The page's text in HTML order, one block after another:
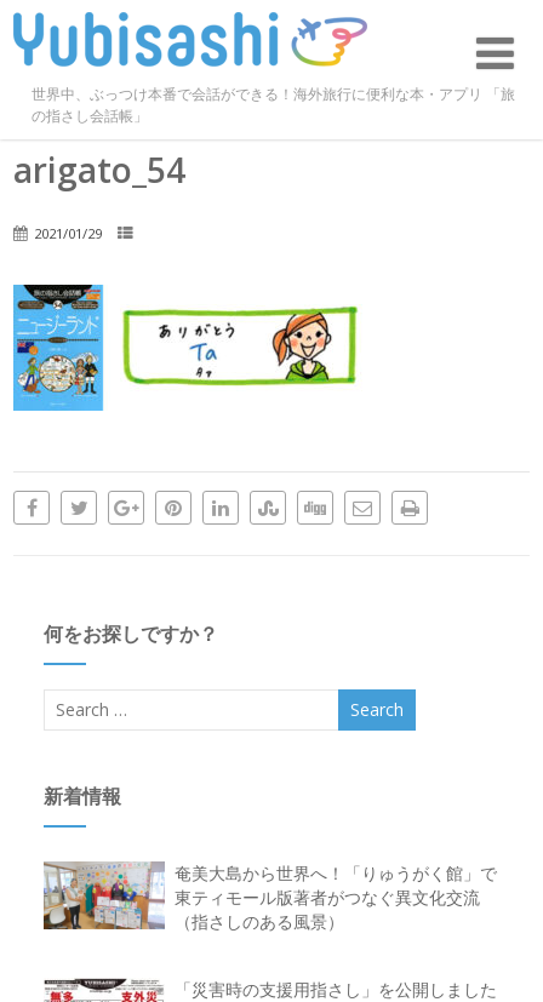
世界中、ぶっつけ本番で会話ができる！海外旅行に便利な本・アプリ 「旅
の指さし会話帳」
arigato_54
2021/01/29
何をお探しですか？
新着情報
奄美大島から世界へ！「りゅうがく館」で
東ティモール版著者がつなぐ異文化交流
（指さしのある風景）
「災害時の支援用指さし」を公開しました